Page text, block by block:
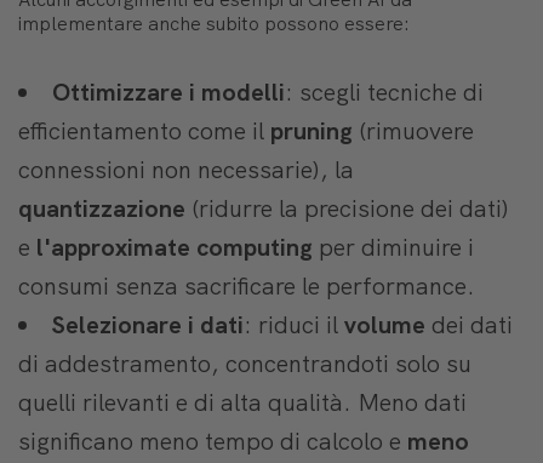
implementare anche subito possono essere:
Ottimizzare i modelli: scegli tecniche di
efficientamento come il pruning (rimuovere
connessioni non necessarie), la
quantizzazione (ridurre la precisione dei dati)
e l'approximate computing per diminuire i
consumi senza sacrificare le performance.
Selezionare i dati: riduci ilvolume dei dati
di addestramento, concentrandoti solo su
quelli rilevanti e di alta qualità. Meno dati
significano meno tempo di calcolo e meno